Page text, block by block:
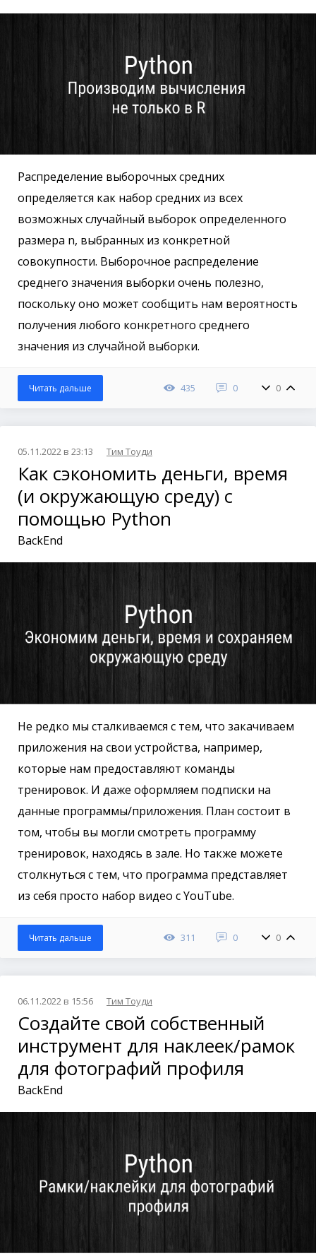
Распределение выборочных средних
определяется как набор средних из всех
возможных случайный выборок определенного
размера n, выбранных из конкретной
совокупности. Выборочное распределение
среднего значения выборки очень полезно,
поскольку оно может сообщить нам вероятность
получения любого конкретного среднего
значения из случайной выборки.
435 0 0
Читать дальше
05.11.2022 в 23:13 Тим Тоуди
Как сэкономить деньги, время
(и окружающую среду) с
помощью Python
BackEnd
Не редко мы сталкиваемся с тем, что закачиваем
приложения на свои устройства, например,
которые нам предоставляют команды
тренировок. И даже оформляем подписки на
данные программы/приложения. План состоит в
том, чтобы вы могли смотреть программу
тренировок, находясь в зале. Но также можете
столкнуться с тем, что программа представляет
из себя просто набор видео с YouTube.
311 0 0
Читать дальше
06.11.2022 в 15:56 Тим Тоуди
Создайте свой собственный
инструмент для наклеек/рамок
для фотографий профиля
BackEnd